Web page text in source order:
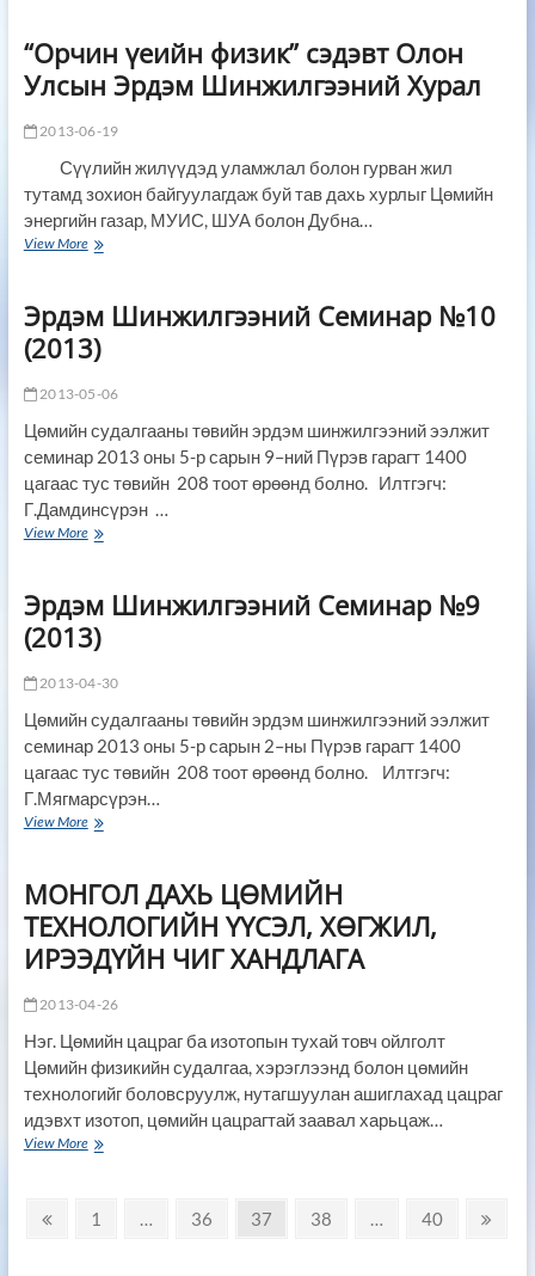
“Орчин үеийн физик” сэдэвт Олон
Улсын Эрдэм Шинжилгээний Хурал
2013-06-19
Сүүлийн жилүүдэд уламжлал болон гурван жил
тутамд зохион байгуулагдаж буй тав дахь хурлыг Цөмийн
энергийн газар, МУИС, ШУА болон Дубна…
View More“Орчин
сэдэвт
Олон
Улсын
Шинжилгээний
Эрдэм Шинжилгээний Семинар №10
(2013)
2013-05-06
Цөмийн судалгааны төвийн эрдэм шинжилгээний ээлжит
семинар 2013 оны 5-р сарын 9–ний Пүрэв гарагт 1400
цагаас тус төвийн 208 тоот өрөөнд болно. Илтгэгч:
Г.Дамдинсүрэн …
View MoreЭрдэм
№10
(2013)
Эрдэм Шинжилгээний Семинар №9
(2013)
2013-04-30
Цөмийн судалгааны төвийн эрдэм шинжилгээний ээлжит
семинар 2013 оны 5-р сарын 2–ны Пүрэв гарагт 1400
цагаас тус төвийн 208 тоот өрөөнд болно. Илтгэгч:
Г.Мягмарсүрэн…
View MoreЭрдэм
№9
(2013)
МОНГОЛ ДАХЬ ЦӨМИЙН
ТЕХНОЛОГИЙН ҮҮСЭЛ, ХӨГЖИЛ,
ИРЭЭДҮЙН ЧИГ ХАНДЛАГА
2013-04-26
Нэг. Цөмийн цацраг ба изотопын тухай товч ойлголт
Цөмийн физикийн судалгаа, хэрэглээнд болон цөмийн
технологийг боловсруулж, нутагшуулан ашиглахад цацраг
идэвхт изотоп, цөмийн цацрагтай заавал харьцаж…
View MoreМОНГОЛ
ҮҮСЭЛ,
Posts
Previous
Page
1 … Page
36 Page
37 Page
38 … Page
40